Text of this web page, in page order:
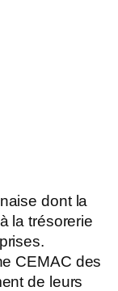
dont la
la trésorerie
CEMAC des
de leurs